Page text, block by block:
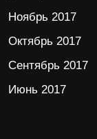
Ноябрь 2017
Октябрь 2017
Сентябрь 2017
Июнь 2017